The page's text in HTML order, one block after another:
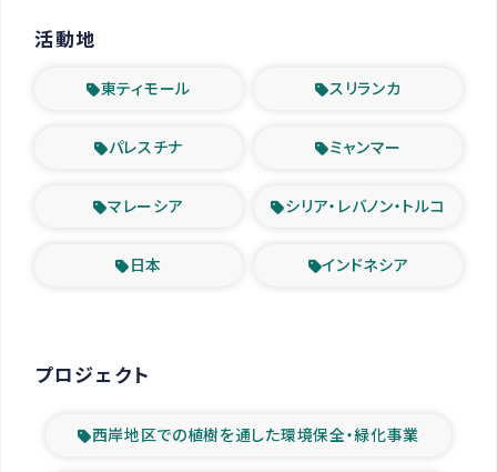
活動地
東ティモール スリランカ
パレスチナ ミャンマー
マレーシア シリア・レバノン・トルコ
日本 インドネシア
プロジェクト
西岸地区での植樹を通した環境保全・緑化事業